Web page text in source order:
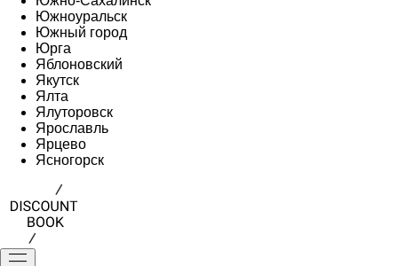
Южноуральск
Южный город
Юрга
Яблоновский
Якутск
Ялта
Ялуторовск
Ярославль
Ярцево
Ясногорск